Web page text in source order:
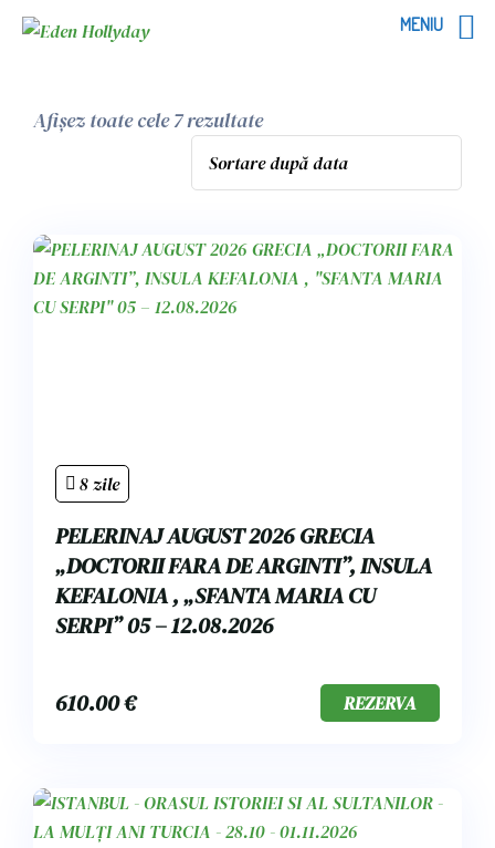
Afișez toate cele 7 rezultate
8 zile
PELERINAJ AUGUST 2026 GRECIA
„DOCTORII FARA DE ARGINTI”, INSULA
KEFALONIA , „SFANTA MARIA CU
SERPI” 05 – 12.08.2026
610.00€ REZERVA
MENIU